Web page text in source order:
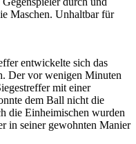
Maschen. Unhaltbar für
entwickelte sich das
Der vor wenigen Minuten
mit einer
dem Ball nicht die
die Einheimischen wurden
in seiner gewohnten Manier